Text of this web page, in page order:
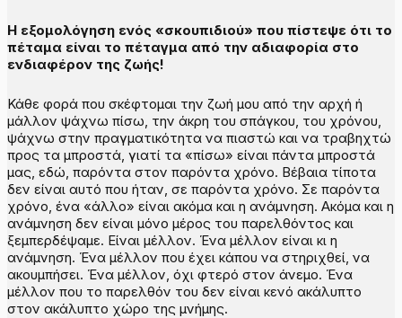
Η εξομολόγηση ενός «σκουπιδιού» που πίστεψε ότι το
πέταμα είναι το πέταγμα από την αδιαφορία στο
ενδιαφέρον της ζωής!
Κάθε φορά που σκέφτομαι την ζωή μου από την αρχή ή
μάλλον ψάχνω πίσω, την άκρη του σπάγκου, του χρόνου,
ψάχνω στην πραγματικότητα να πιαστώ και να τραβηχτώ
προς τα μπροστά, γιατί τα «πίσω» είναι πάντα μπροστά
μας, εδώ, παρόντα στον παρόντα χρόνο. Βέβαια τίποτα
δεν είναι αυτό που ήταν, σε παρόντα χρόνο. Σε παρόντα
χρόνο, ένα «άλλο» είναι ακόμα και η ανάμνηση. Ακόμα και η
ανάμνηση δεν είναι μόνο μέρος του παρελθόντος και
ξεμπερδέψαμε. Είναι μέλλον. Ένα μέλλον είναι κι η
ανάμνηση. Ένα μέλλον που έχει κάπου να στηριχθεί, να
ακουμπήσει. Ένα μέλλον, όχι φτερό στον άνεμο. Ένα
μέλλον που το παρελθόν του δεν είναι κενό ακάλυπτο
στον ακάλυπτο χώρο της μνήμης.